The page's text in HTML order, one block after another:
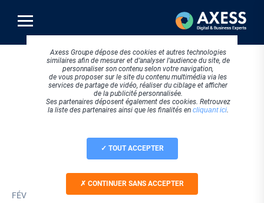
contenu
principal
FÉVRIER 2026
Axess Groupe dépose des cookies et autres technologies
similaires afin de mesurer et d’analyser l’audience du site, de
personnaliser son contenu selon votre navigation,
de vous proposer sur le site du contenu multimédia via les
services de partage de vidéo, réaliser du ciblage et afficher
de la publicité personnalisée.
Ses partenaires déposent également des cookies. Retrouvez
la liste des partenaires ainsi que les finalités en cliquant ici.
TOUT ACCEPTER
CONTINUER SANS ACCEPTER